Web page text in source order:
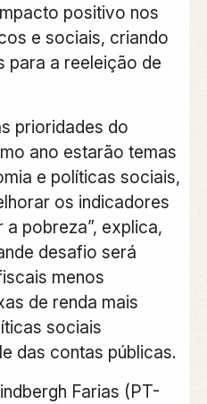
positivo nos
e sociais, criando
a reeleição de
prioridades do
ano estarão temas
e políticas sociais,
os indicadores
pobreza”, explica,
desafio será
menos
de renda mais
sociais
das contas públicas.
Farias (PT-